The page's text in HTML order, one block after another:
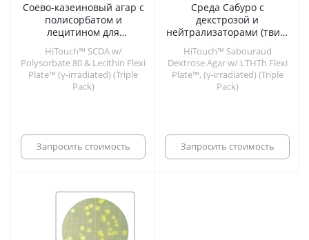
Соево-казеиновый агар с
полисорбатом и
лецитином для
определения
эффективности
дезинфекции (γ-
облученная, в тройной
упаковке)
HiTouch™ SCDA w/
Polysorbate 80 & Lecithin Flexi
Plate™ (γ-irradiated) (Triple
Pack)
Запросить стоимость
Среда Сабуро с
декстрозой и
нейтрализаторами (твин,
лецитин, гистидин,
тиосульфат) для
гигиенического
мониторинга (γ-
облученная, в тройной
HiTouch™ Sabouraud
Dextrose Agar w/ LTHTh Flexi
Plate™, (γ-irradiated) (Triple
Pack)
Запросить стоимость